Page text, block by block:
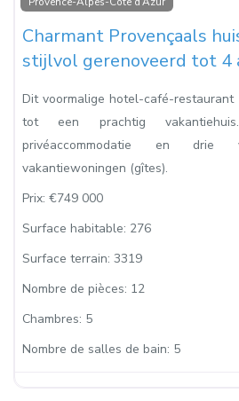
Charmant Provençaals
stijlvol gerenoveerd tot 4
Dit voormalige hotel-café-restaurant
tot een prachtig
privéaccommodatie en drie
vakantiewoningen (gîtes).
Prix: €749 000
Surface habitable: 276
Surface terrain: 3319
Nombre de pièces: 12
Chambres: 5
Nombre de salles de bain: 5